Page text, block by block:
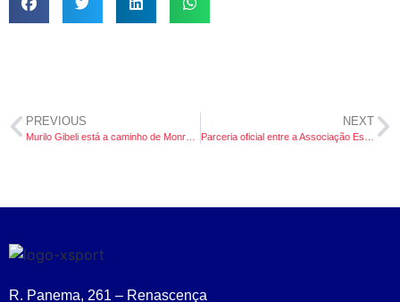
PREVIOUS NEXT
R. Panema, 261 – Renascença